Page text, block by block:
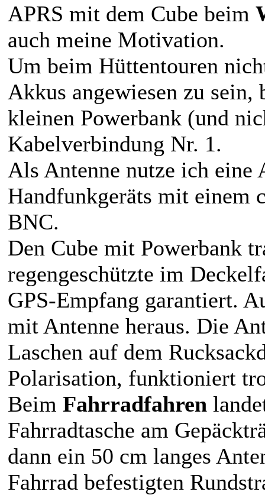
APRS mit dem Cube beim
auch meine Motivation.
Um beim Hüttentouren
Akkus angewiesen zu
kleinen Powerbank (und
Kabelverbindung Nr. 1.
Als Antenne nutze ich eine
Handfunkgeräts mit einem
BNC.
Den Cube mit Powerbank
regengeschützte im
GPS-Empfang garantiert.
mit Antenne heraus. Die
Laschen auf dem
Polarisation, funktioniert
Beim Fahrradfahren
Fahrradtasche am
dann ein 50 cm langes
Fahrrad befestigten